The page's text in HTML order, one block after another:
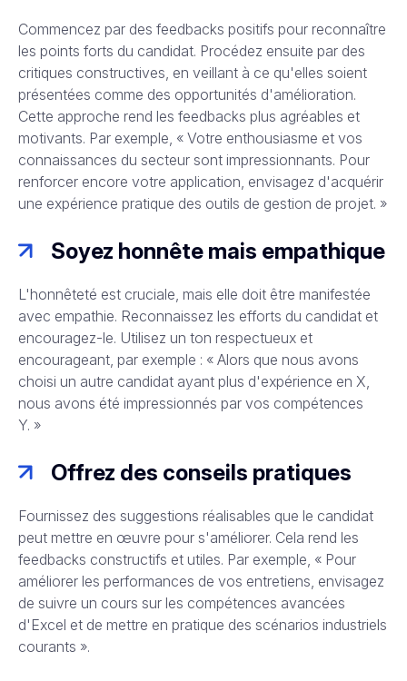
Commencez par des feedbacks positifs pour reconnaître
les points forts du candidat. Procédez ensuite par des
critiques constructives, en veillant à ce qu'elles soient
présentées comme des opportunités d'amélioration.
Cette approche rend les feedbacks plus agréables et
motivants. Par exemple, « Votre enthousiasme et vos
connaissances du secteur sont impressionnants. Pour
renforcer encore votre application, envisagez d'acquérir
une expérience pratique des outils de gestion de projet. »
Soyez honnête mais empathique
L'honnêteté est cruciale, mais elle doit être manifestée
avec empathie. Reconnaissez les efforts du candidat et
encouragez-le. Utilisez un ton respectueux et
encourageant, par exemple : « Alors que nous avons
choisi un autre candidat ayant plus d'expérience en X,
nous avons été impressionnés par vos compétences
Y. »
Offrez des conseils pratiques
Fournissez des suggestions réalisables que le candidat
peut mettre en œuvre pour s'améliorer. Cela rend les
feedbacks constructifs et utiles. Par exemple, « Pour
améliorer les performances de vos entretiens, envisagez
de suivre un cours sur les compétences avancées
d'Excel et de mettre en pratique des scénarios industriels
courants ».